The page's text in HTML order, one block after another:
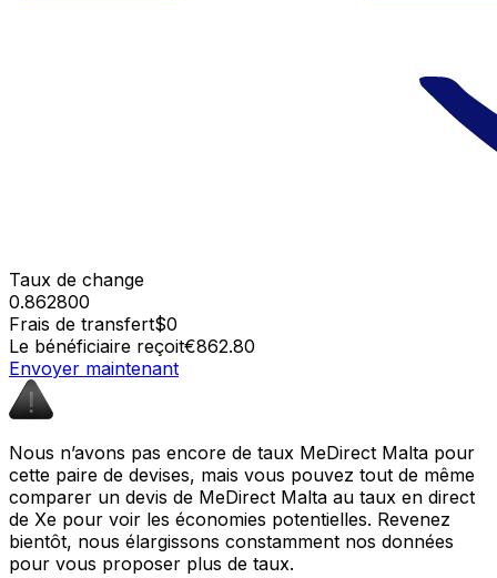
Taux de change
0.862800
Frais de transfert$0
Le bénéficiaire reçoit€862.80
Envoyer maintenant
Nous n’avons pas encore de taux MeDirect Malta pour
cette paire de devises, mais vous pouvez tout de même
comparer un devis de MeDirect Malta au taux en direct
de Xe pour voir les économies potentielles. Revenez
bientôt, nous élargissons constamment nos données
pour vous proposer plus de taux.